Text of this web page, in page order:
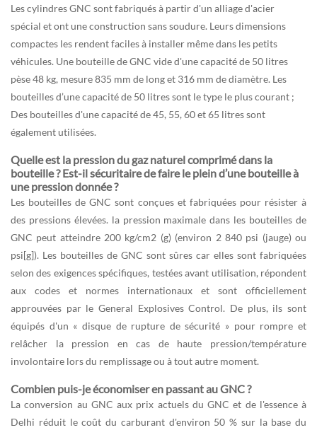
Les cylindres GNC sont fabriqués à partir d'un alliage d'acier
spécial et ont une construction sans soudure. Leurs dimensions
compactes les rendent faciles à installer même dans les petits
véhicules. Une bouteille de GNC vide d'une capacité de 50 litres
pèse 48 kg, mesure 835 mm de long et 316 mm de diamètre. Les
bouteilles d’une capacité de 50 litres sont le type le plus courant ;
Des bouteilles d'une capacité de 45, 55, 60 et 65 litres sont
également utilisées.
Quelle est la pression du gaz naturel comprimé dans la
bouteille ? Est-il sécuritaire de faire le plein d’une bouteille à
une pression donnée ?
Les bouteilles de GNC sont conçues et fabriquées pour résister à
des pressions élevées. la pression maximale dans les bouteilles de
GNC peut atteindre 200 kg/cm2 (g) (environ 2 840 psi (jauge) ou
psi[g]). Les bouteilles de GNC sont sûres car elles sont fabriquées
selon des exigences spécifiques, testées avant utilisation, répondent
aux codes et normes internationaux et sont officiellement
approuvées par le General Explosives Control. De plus, ils sont
équipés d'un « disque de rupture de sécurité » pour rompre et
relâcher la pression en cas de haute pression/température
involontaire lors du remplissage ou à tout autre moment.
Combien puis-je économiser en passant au GNC ?
La conversion au GNC aux prix actuels du GNC et de l'essence à
Delhi réduit le coût du carburant d'environ 50 % sur la base du